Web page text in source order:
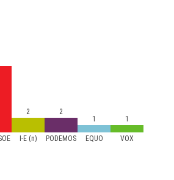
I-E (n) PODEMOS EQUO VOX
2
2
1
1